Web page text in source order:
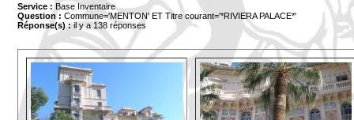
Service : Base Inventaire
Question : Commune='MENTON' ET Titre courant='*RIVIERA PALACE*'
Réponse(s) :il y a 138 réponses